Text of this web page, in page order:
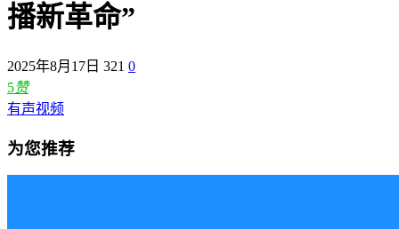
播新革命”
2025年8月17日 321 0
5赞
有声视频
为您推荐